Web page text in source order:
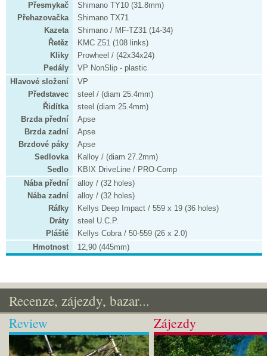
Přesmykač
Shimano TY10 (31.8mm)
Přehazovačka
Shimano TX71
Kazeta
Shimano / MF-TZ31 (14-34)
Řetěz
KMC Z51 (108 links)
Kliky
Prowheel / (42x34x24)
Pedály
VP NonSlip - plastic
Hlavové složení
VP
Představec
steel / (diam 25.4mm)
Řidítka
steel (diam 25.4mm)
Brzda přední
Apse
Brzda zadní
Apse
Brzdové páky
Apse
Sedlovka
Kalloy / (diam 27.2mm)
Sedlo
KBIX DriveLine / PRO-Comp
Nába přední
alloy / (32 holes)
Nába zadní
alloy / (32 holes)
Ráfky
Kellys Deep Impact / 559 x 19 (36 holes)
Dráty
steel U.C.P.
Pláště
Kellys Cobra / 50-559 (26 x 2.0)
Hmotnost
12,90 (445mm)
Recenze, zájezdy, bazar...
Review Zájezdy